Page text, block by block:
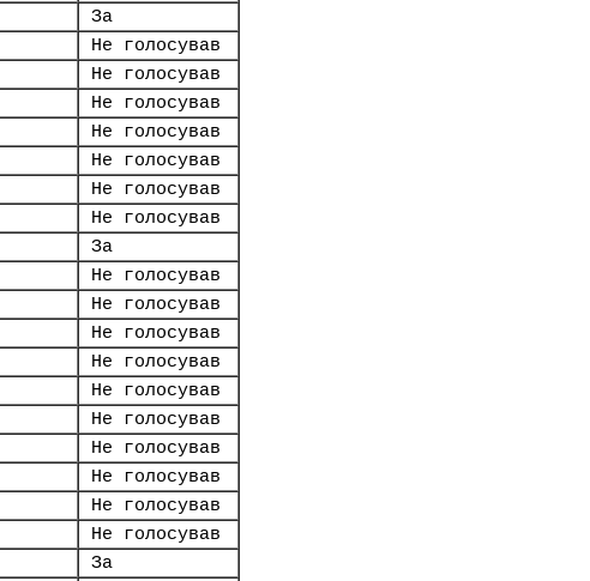
За
Не голосував
Не голосував
Не голосував
Не голосував
Не голосував
Не голосував
Не голосував
За
Не голосував
Не голосував
Не голосував
Не голосував
Не голосував
Не голосував
Не голосував
Не голосував
Не голосував
Не голосував
За